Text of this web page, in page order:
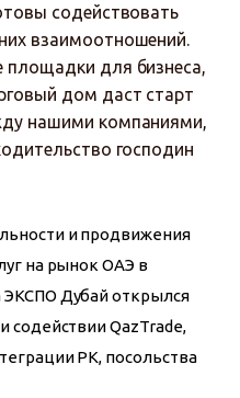
содействовать
взаимоотношений.
для бизнеса,
дом даст старт
нашими компаниями,
господин
и продвижения
на рынок ОАЭ в
ЭКСПО Дубай открылся
содействии QazTrade,
РК, посольства